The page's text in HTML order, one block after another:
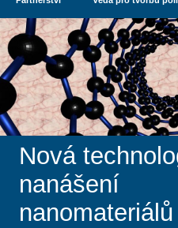
Nová
nanášení
nanomateriálů